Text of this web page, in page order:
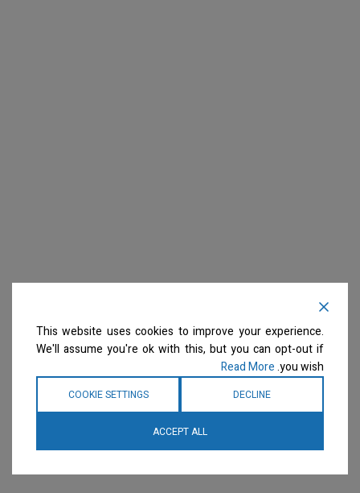
This website uses cookies to improve your experience.
We'll assume you're ok with this, but you can opt-out if
you wish.
Read More
DECLINE
COOKIE SETTINGS
ACCEPT ALL